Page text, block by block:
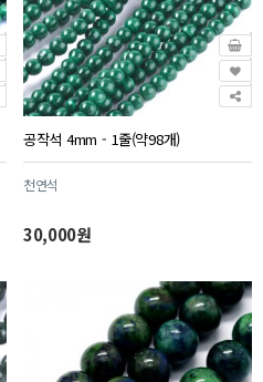
공작석 4mm - 1줄(약98개)
천연석
30,000원